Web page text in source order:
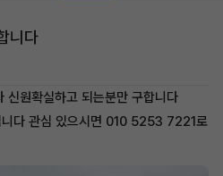
니다
원확실하고 되는분만 구합니다
니다 관심 있으시면 010 5253 7221로